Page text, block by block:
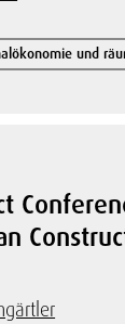
und